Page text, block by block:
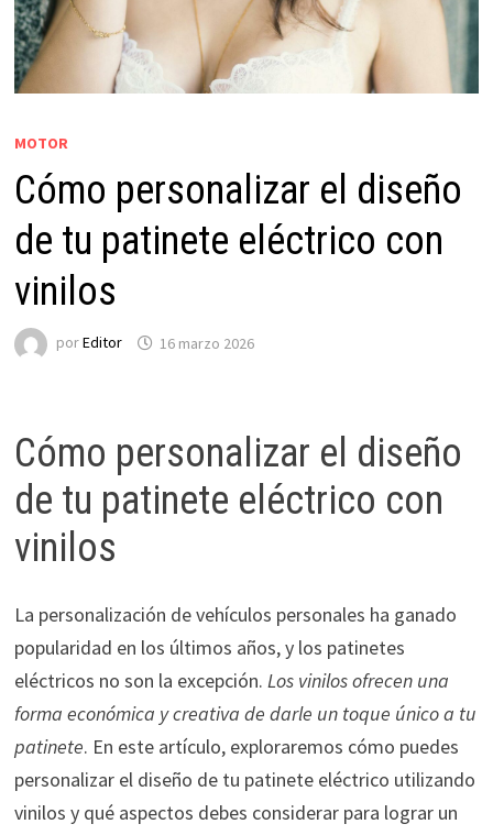
MOTOR
Cómo personalizar el diseño
de tu patinete eléctrico con
vinilos
porEditor 16 marzo 2026
Cómo personalizar el diseño
de tu patinete eléctrico con
vinilos
La personalización de vehículos personales ha ganado
popularidad en los últimos años, y los patinetes
eléctricos no son la excepción. Los vinilos ofrecen una
forma económica y creativa de darle un toque único a tu
patinete. En este artículo, exploraremos cómo puedes
personalizar el diseño de tu patinete eléctrico utilizando
vinilos y qué aspectos debes considerar para lograr un